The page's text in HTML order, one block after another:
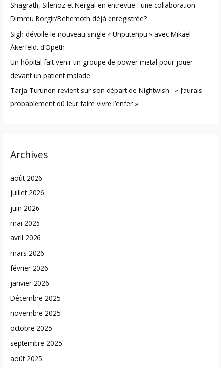
r
:
Shagrath, Silenoz et Nergal en entrevue : une collaboration
Dimmu Borgir/Behemoth déjà enregistrée?
Sigh dévoile le nouveau single « Unputenpu » avec Mikael
Åkerfeldt d’Opeth
Un hôpital fait venir un groupe de power metal pour jouer
devant un patient malade
Tarja Turunen revient sur son départ de Nightwish : « J’aurais
probablement dû leur faire vivre l’enfer »
Archives
août 2026
juillet 2026
juin 2026
mai 2026
avril 2026
mars 2026
février 2026
janvier 2026
Décembre 2025
novembre 2025
octobre 2025
septembre 2025
août 2025